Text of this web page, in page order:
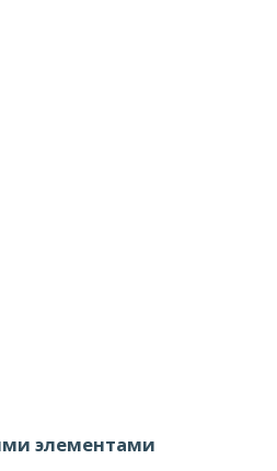
элементами